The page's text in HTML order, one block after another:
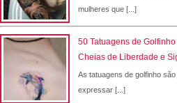
mulheres que [...]
50 Tatuagens de
Cheias de Liberdade e
As tatuagens de golfinho
expressar [...]